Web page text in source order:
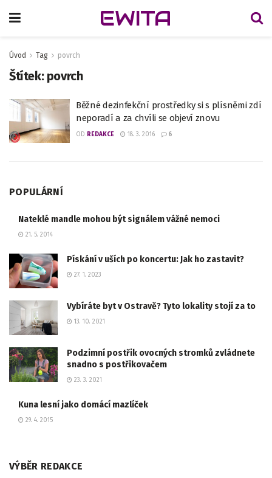
EWITA
Úvod Tag povrch
Štítek: povrch
Běžné dezinfekční prostředky si s plísněmi zdí
neporadí a za chvíli se objeví znovu
OD REDAKCE 18. 3. 2016 6
POPULÁRNÍ
Nateklé mandle mohou být signálem vážné nemoci
21. 5. 2014
Pískání v uších po koncertu: Jak ho zastavit?
27. 1. 2023
Vybíráte byt v Ostravě? Tyto lokality stojí za to
13. 10. 2021
Podzimní postřik ovocných stromků zvládnete
snadno s postřikovačem
23. 3. 2021
Kuna lesní jako domácí mazlíček
29. 4. 2015
VÝBĚR REDAKCE